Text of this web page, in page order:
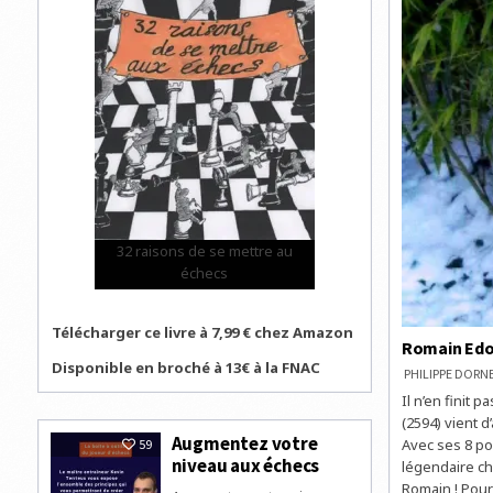
Romain
PHILIPPE
Il n’en finit
(2594) vient
Avec ses 8
légendaire
Romain !
32 raisons de se mettre au
échecs
Télécharger ce livre à 7,99 € chez Amazon
Disponible en broché à 13€ à la FNAC
59
Augmentez votre
niveau aux échecs